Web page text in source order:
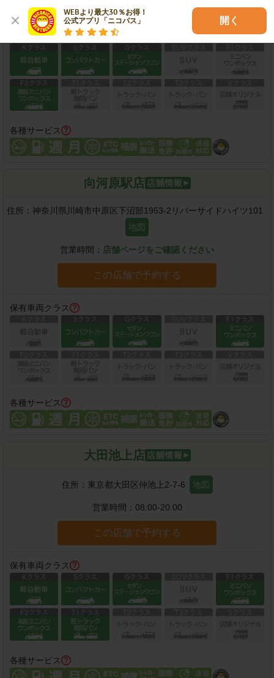
WEBより最大30％お得！
公式アプリ「ニコパス」
開く
保有車両クラス
各種サービス
向河原駅店
住所： 神奈川県川崎市中原区下沼部1953-2リバーサイドハイツ101
地図
営業時間： 店舗ページをご確認ください
この店舗で予約する
保有車両クラス
各種サービス
大田池上店
住所： 東京都大田区仲池上2-7-6 地図
営業時間： 08:00-20:00
この店舗で予約する
保有車両クラス
各種サービス